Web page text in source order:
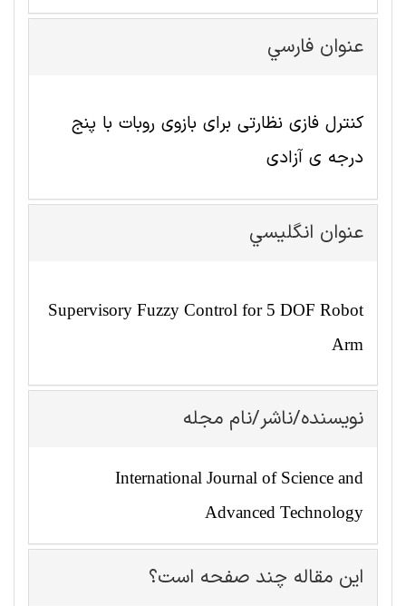
عنوان فارسي
کنترل فازی نظارتی برای بازوی روبات با پنج
درجه ی آزادی
عنوان انگليسي
Supervisory Fuzzy Control for 5 DOF Robot
Arm
نویسنده/ناشر/نام مجله
International Journal of Science and
Advanced Technology
این مقاله چند صفحه است؟